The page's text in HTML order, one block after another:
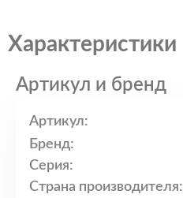
Характеристики
Артикул и бренд
Артикул:
Бренд:
Серия:
Страна производителя: